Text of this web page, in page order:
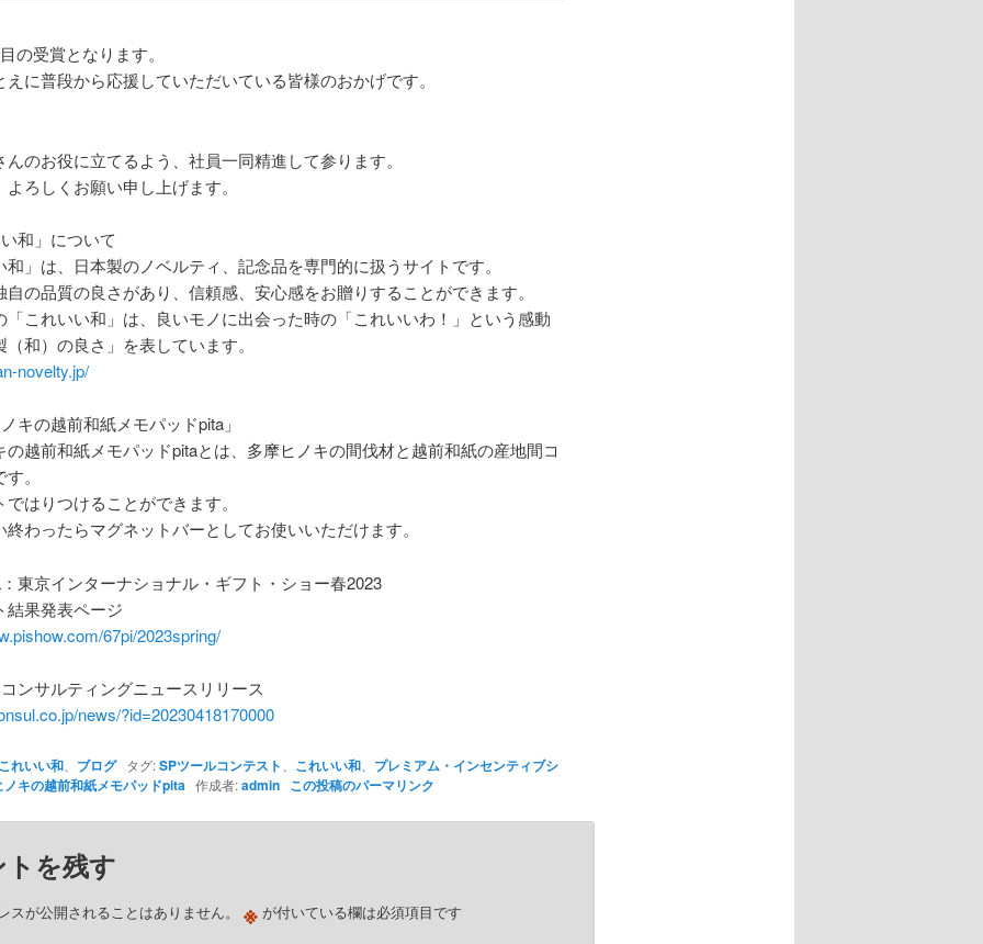
の受賞となります。
えに普段から応援していただいている皆様のおかげです。
んのお役に立てるよう、社員一同精進して参ります。
ろしくお願い申し上げます。
和」について
和」は、日本製のノベルティ、記念品を専門的に扱うサイトです。
自の品質の良さがあり、信頼感、安心感をお贈りすることができます。
「これいい和」は、良いモノに出会った時の「これいいわ！」という感動
和）の良さ」を表しています。
novelty.jp/
キの越前和紙メモパッドpita」
の越前和紙メモパッドpitaとは、多摩ヒノキの間伐材と越前和紙の産地間コ
。
はりつけることができます。
終わったらマグネットバーとしてお使いいただけます。
東京インターナショナル・ギフト・ショー春2023
結果発表ページ
67pi/2023spring/
ンサルティングニュースリリース
news/?id=20230418170000
れいい和、 ブログタグ:SPツールコンテスト これいい和、 プレミアム・インセンティブシ
ノキの越前和紙メモパッドpita 作成者:admin この投稿のパーマリンク
を残す
スが公開されることはありません。 ※が付いている欄は必須項目です